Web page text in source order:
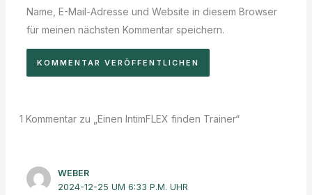
Name, E-Mail-Adresse und Website in diesem Browser
für meinen nächsten Kommentar speichern.
1 Kommentar zu „Einen IntimFLEX finden Trainer“
WEBER
2024-12-25 UM 6:33 P.M. UHR